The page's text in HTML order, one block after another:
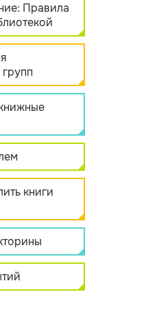
Правила
книги